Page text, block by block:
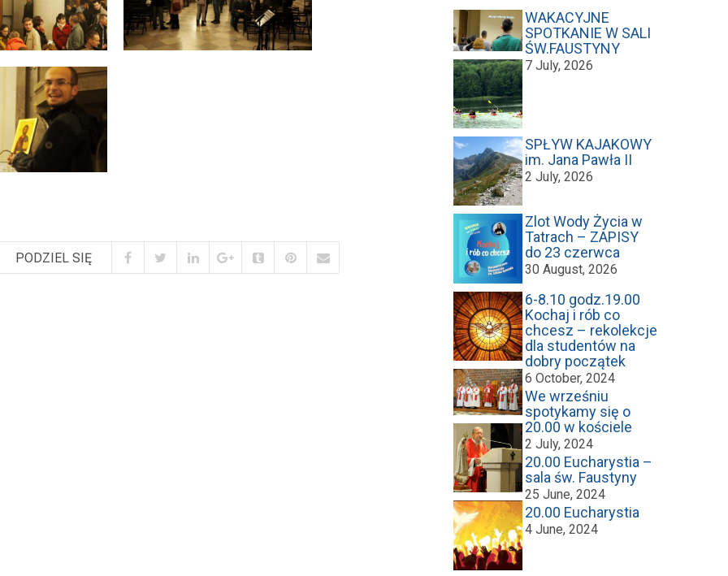
PODZIEL SIĘ
WAKACYJNE
SPOTKANIE W SALI
ŚW.FAUSTYNY
7 July, 2026
SPŁYW KAJAKOWY
im. Jana Pawła II
2 July, 2026
Zlot Wody Życia w
Tatrach – ZAPISY
do 23 czerwca
30 August, 2026
6-8.10 godz.19.00
Kochaj i rób co
chcesz – rekolekcje
dla studentów na
dobry początek
6 October, 2024
We wrześniu
spotykamy się o
20.00 w kościele
2 July, 2024
20.00 Eucharystia –
sala św. Faustyny
25 June, 2024
20.00 Eucharystia
4 June, 2024